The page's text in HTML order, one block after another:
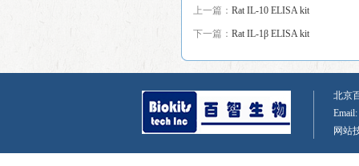
上一篇： Rat IL-10 ELISA kit
下一篇： Rat IL-1β ELISA kit
北京
网站